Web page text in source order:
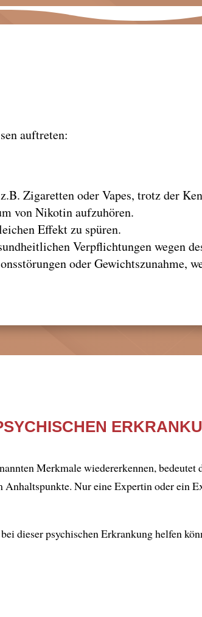
auftreten:
Zigaretten oder Vapes, trotz der
von Nikotin aufzuhören.
Effekt zu spüren.
Verpflichtungen wegen
oder Gewichtszunahme,
Merkmale wiedererkennen,
Nur eine Expertin oder ein
dieser psychischen Erkrankung helfen